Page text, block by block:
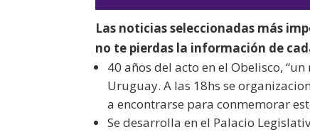
Las noticias seleccionadas más
no te pierdas la información de
40 años del acto en el Obelisco,
Uruguay. A las 18hs se
a encontrarse para conmemorar
Se desarrolla en el Palacio